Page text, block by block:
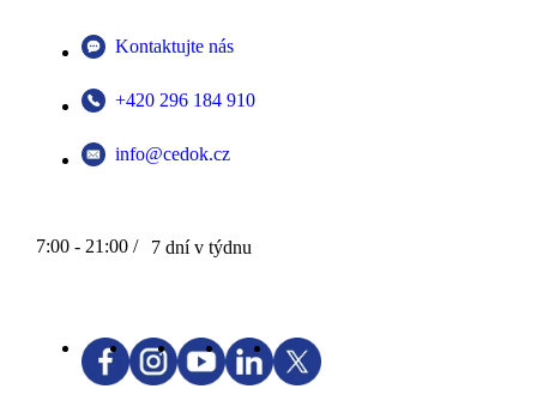
Kontaktujte nás
+420 296 184 910
info@cedok.cz
7:00 - 21:00 / 7 dní v týdnu